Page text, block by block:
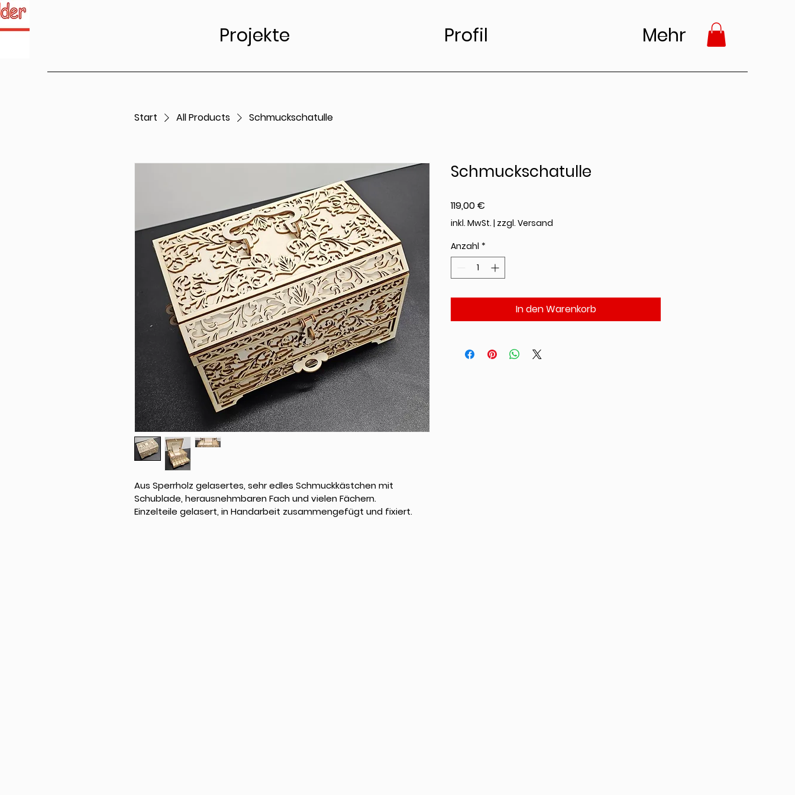
Projekte Profil Mehr
Start All Products Schmuckschatulle
Aus Sperrholz gelasertes, sehr edles Schmuckkästchen mit
Schublade, herausnehmbaren Fach und vielen Fächern.
Einzelteile gelasert, in Handarbeit zusammengefügt und fixiert.
Schmuckschatulle
119,00 €
inkl. MwSt. | zzgl. Versand
Anzahl *
In den Warenkorb